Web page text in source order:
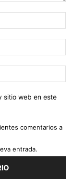
sitio web en este
comentarios a
entrada.